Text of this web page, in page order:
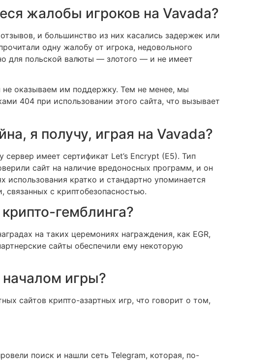
жалобы игроков на Vavada?
и большинство из них касались задержек или
одну жалобу от игрока, недовольного
для польской валюты — злотого — и не имеет
оказываем им поддержку. Тем не менее, мы
404 при использовании этого сайта, что вызывает
я получу, играя на Vavada?
имеет сертификат Let’s Encrypt (E5). Тип
сайт на наличие вредоносных программ, и он
кратко и стандартно упоминается
связанных с криптобезопасностью.
гемблинга?
на таких церемониях награждения, как EGR,
сайты обеспечили ему некоторую
началом игры?
сайтов крипто-азартных игр, что говорит о том,
поиск и нашли сеть Telegram, которая, по-